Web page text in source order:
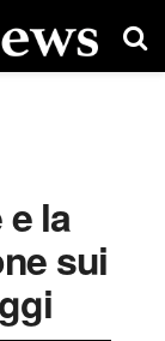
la
sui